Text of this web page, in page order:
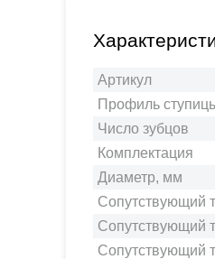
Артикул
Профиль
Число зубцов
Комплектация
Диаметр, мм
Сопутствующий
Сопутствующий
Сопутствующий